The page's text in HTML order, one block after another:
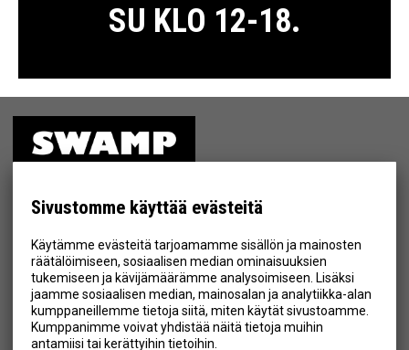
Sivustomme käyttää evästeitä
Käytämme evästeitä tarjoamamme sisällön ja mainosten
räätälöimiseen, sosiaalisen median ominaisuuksien
tukemiseen ja kävijämäärämme analysoimiseen. Lisäksi
jaamme sosiaalisen median, mainosalan ja analytiikka-alan
kumppaneillemme tietoja siitä, miten käytät sivustoamme.
Kumppanimme voivat yhdistää näitä tietoja muihin
antamiisi tai kerättyihin tietoihin.
SU KLO 12-18.
MYYMÄLÄ
YHTEYSTIEDOT
Hyväksyn henkilötietojen tallentamisen (